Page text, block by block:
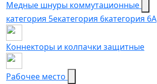
Медные шнуры коммутационные
категория 5eкатегория 6категория 6A
Коннекторы и колпачки защитные
Рабочее место